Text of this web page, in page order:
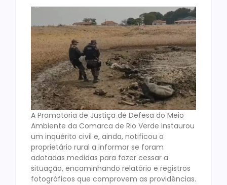
A Promotoria de Justiça de Defesa do Meio
Ambiente da Comarca de Rio Verde instaurou
um inquérito civil e, ainda, notificou o
proprietário rural a informar se foram
adotadas medidas para fazer cessar a
situação, encaminhando relatório e registros
fotográficos que comprovem as providências.